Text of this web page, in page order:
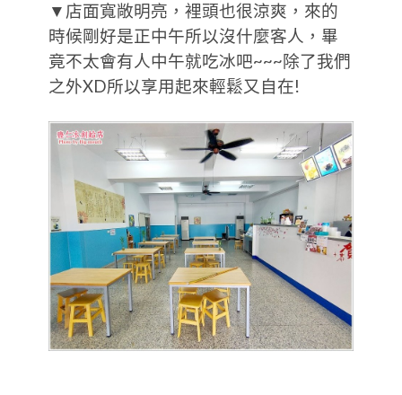
▼店面寬敞明亮，裡頭也很涼爽，來的
時候剛好是正中午所以沒什麼客人，畢
竟不太會有人中午就吃冰吧~~~除了我們
之外XD所以享用起來輕鬆又自在!